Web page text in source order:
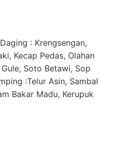
: Krengsengan,
Kecap Pedas, Olahan
Gule, Soto Betawi, Sop
:Telur Asin, Sambal
Bakar Madu, Kerupuk